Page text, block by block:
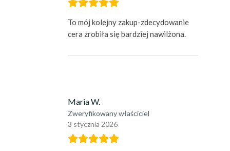
To mój kolejny zakup-zdecydowanie
cera zrobiła się bardziej nawilżona.
Maria W.
Zweryfikowany właściciel
3 stycznia 2026